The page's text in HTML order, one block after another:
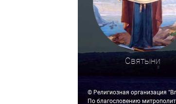
Святыни
© Религиозная организация
По благословению